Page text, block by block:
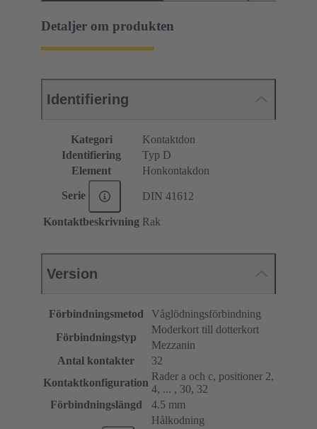
Detaljer om produkten
Identifiering
Kategori
Kontaktdon
Identifiering
Typ D
Element
Honkontakdon
Serie DIN 41612
Kontaktbeskrivning Rak
Version
Förbindningsmetod
Våglödningsförbindning
Förbindningstyp
Moderkort till dotterkort
Mezzanin
Antal kontakter
32
Kontaktkonfiguration
Rader a och c, positioner 2,
4, ... , 30, 32
Förbindningslängd
4.5 mm
Hålkodning